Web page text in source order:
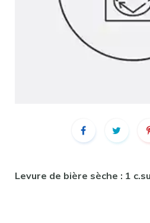
Levure de bière sèche : 1